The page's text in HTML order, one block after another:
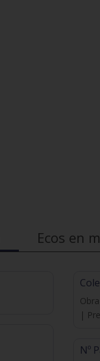
Ecos en
|
Nº